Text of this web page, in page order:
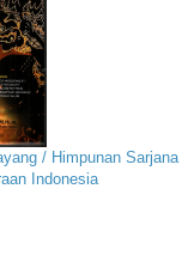
/ Himpunan Sarjana
Indonesia